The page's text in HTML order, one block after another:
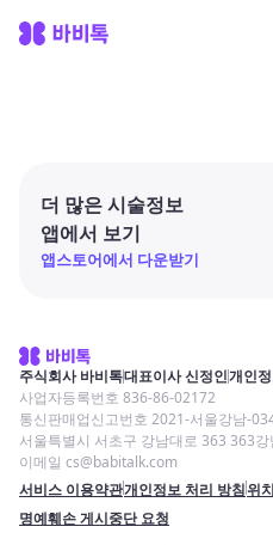
더 많은 시술정보
앱에서 보기
앱스토어에서 다운받기
주식회사 바비톡대표이사 신정인개인
사업자등록번호 836-86-02172
통신판매업신고번호 2021-서울강남-
서울특별시 서초구 강남대로 363 363
이메일 cs@babitalk.com
서비스 이용약관개인정보 처리 방침위
명예훼손 게시중단 요청